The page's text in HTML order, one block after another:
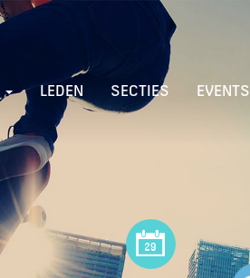
LEDEN SECTIES EVENTS